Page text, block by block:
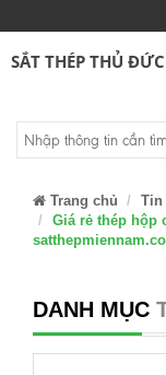
SẮT THÉP THỦ
Trang chủ
Tin
Giá rẻ thép hộp
DANH MỤC